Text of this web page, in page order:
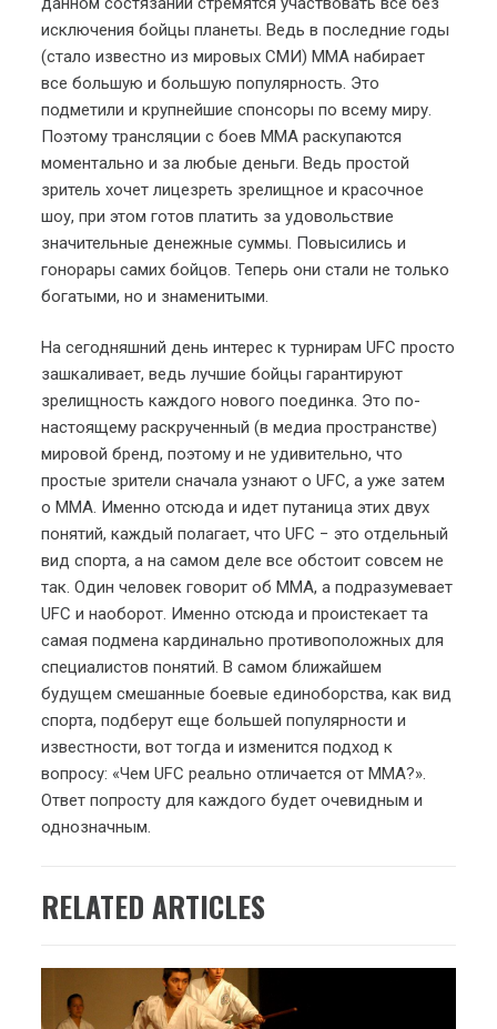
исключения бойцы планеты. Ведь в последние годы
(стало известно из мировых СМИ) ММА набирает
все большую и большую популярность. Это
подметили и крупнейшие спонсоры по всему миру.
Поэтому трансляции с боев ММА раскупаются
моментально и за любые деньги. Ведь простой
зритель хочет лицезреть зрелищное и красочное
шоу, при этом готов платить за удовольствие
значительные денежные суммы. Повысились и
гонорары самих бойцов. Теперь они стали не только
богатыми, но и знаменитыми.
На сегодняшний день интерес к турнирам UFC просто
зашкаливает, ведь лучшие бойцы гарантируют
зрелищность каждого нового поединка. Это по-
настоящему раскрученный (в медиа пространстве)
мировой бренд, поэтому и не удивительно, что
простые зрители сначала узнают о UFC, а уже затем
о ММА. Именно отсюда и идет путаница этих двух
понятий, каждый полагает, что UFC − это отдельный
вид спорта, а на самом деле все обстоит совсем не
так. Один человек говорит об ММА, а подразумевает
UFC и наоборот. Именно отсюда и проистекает та
самая подмена кардинально противоположных для
специалистов понятий. В самом ближайшем
будущем смешанные боевые единоборства, как вид
спорта, подберут еще большей популярности и
известности, вот тогда и изменится подход к
вопросу: «Чем UFC реально отличается от ММА?».
Ответ попросту для каждого будет очевидным и
однозначным.
RELATED ARTICLES